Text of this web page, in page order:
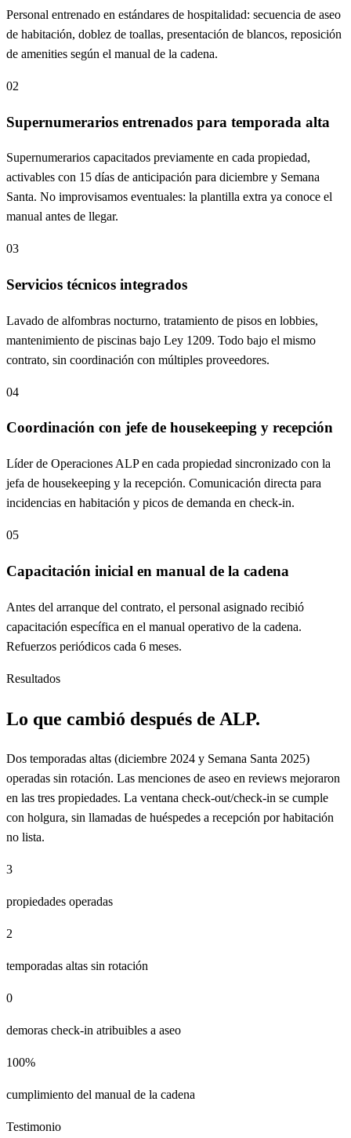
Personal entrenado en estándares de hospitalidad: secuencia de aseo
de habitación, doblez de toallas, presentación de blancos, reposición
de amenities según el manual de la cadena.
02
Supernumerarios entrenados para temporada alta
Supernumerarios capacitados previamente en cada propiedad,
activables con 15 días de anticipación para diciembre y Semana
Santa. No improvisamos eventuales: la plantilla extra ya conoce el
manual antes de llegar.
03
Servicios técnicos integrados
Lavado de alfombras nocturno, tratamiento de pisos en lobbies,
mantenimiento de piscinas bajo Ley 1209. Todo bajo el mismo
contrato, sin coordinación con múltiples proveedores.
04
Coordinación con jefe de housekeeping y recepción
Líder de Operaciones ALP en cada propiedad sincronizado con la
jefa de housekeeping y la recepción. Comunicación directa para
incidencias en habitación y picos de demanda en check-in.
05
Capacitación inicial en manual de la cadena
Antes del arranque del contrato, el personal asignado recibió
capacitación específica en el manual operativo de la cadena.
Refuerzos periódicos cada 6 meses.
Resultados
Lo que cambió después de ALP.
Dos temporadas altas (diciembre 2024 y Semana Santa 2025)
operadas sin rotación. Las menciones de aseo en reviews mejoraron
en las tres propiedades. La ventana check-out/check-in se cumple
con holgura, sin llamadas de huéspedes a recepción por habitación
no lista.
3
propiedades operadas
2
temporadas altas sin rotación
0
demoras check-in atribuibles a aseo
100%
cumplimiento del manual de la cadena
Testimonio